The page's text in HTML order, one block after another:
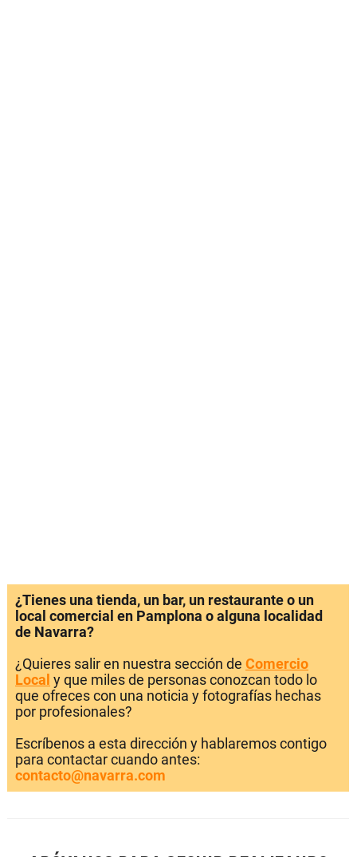
¿Tienes una tienda, un bar, un restaurante o un
local comercial en Pamplona o alguna localidad
de Navarra?
¿Quieres salir en nuestra sección de Comercio
Local y que miles de personas conozcan todo lo
que ofreces con una noticia y fotografías hechas
por profesionales?
Escríbenos a esta dirección y hablaremos contigo
para contactar cuando antes:
contacto@navarra.com